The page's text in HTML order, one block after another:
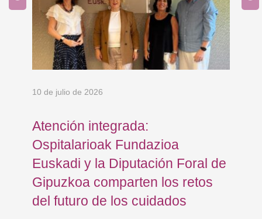
10 de julio de 2026
Atención integrada:
Ospitalarioak Fundazioa
Euskadi y la Diputación Foral de
Gipuzkoa comparten los retos
del futuro de los cuidados